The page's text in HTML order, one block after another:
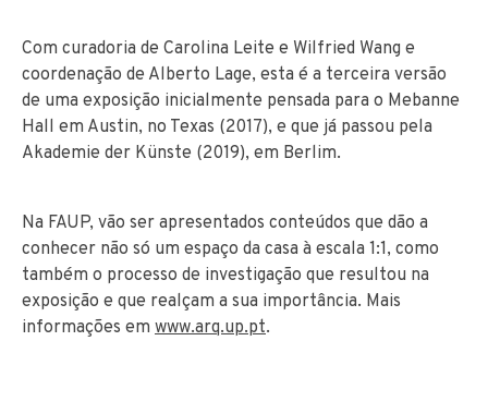
Com curadoria de Carolina Leite e Wilfried Wang e
coordenação de Alberto Lage, esta é a terceira versão
de uma exposição inicialmente pensada para o Mebanne
Hall em Austin, no Texas (2017), e que já passou pela
Akademie der Künste (2019), em Berlim.
Na FAUP, vão ser apresentados conteúdos que dão a
conhecer não só um espaço da casa à escala 1:1, como
também o processo de investigação que resultou na
exposição e que realçam a sua importância. Mais
informações em www.arq.up.pt.